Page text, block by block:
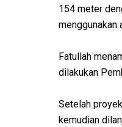
154 meter
menggunakan
Fatullah
dilakukan
Setelah
kemudian